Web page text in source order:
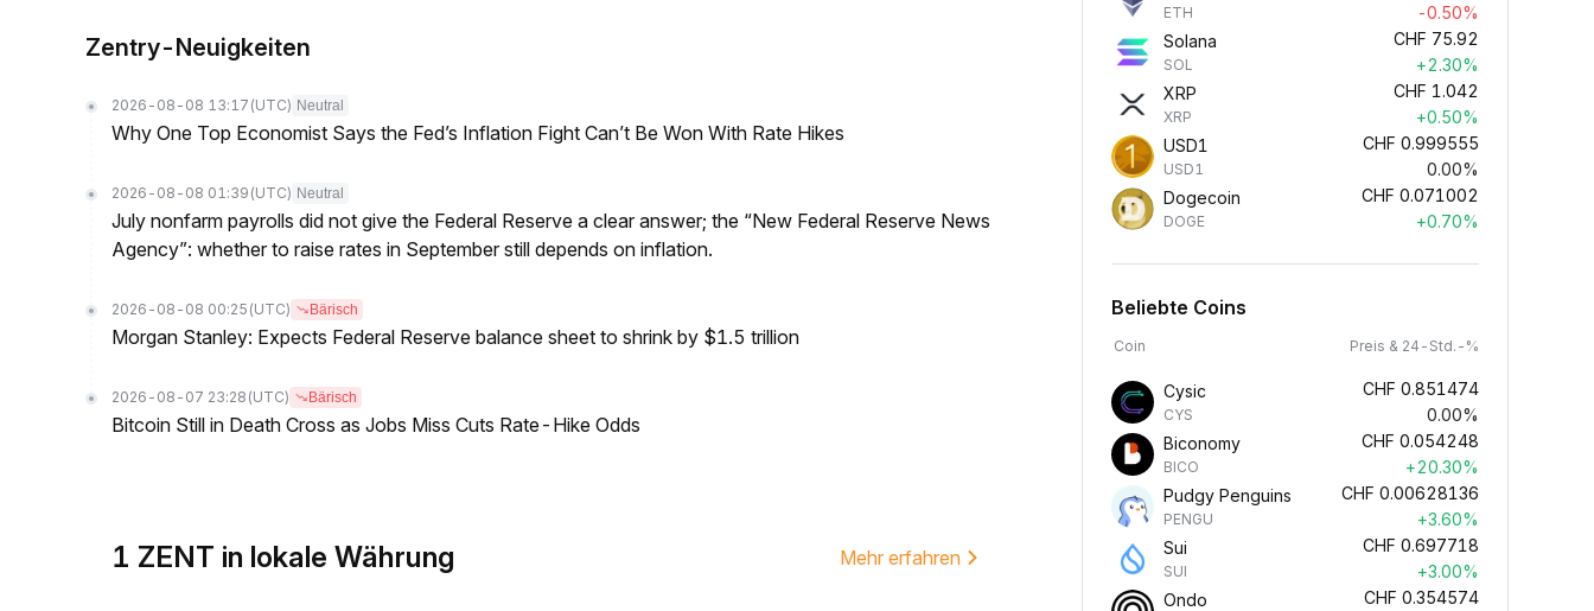
Zentry-Neuigkeiten
2026-08-08 13:17 (UTC) Neutral
Why One Top Economist Says the Fed’s Inflation Fight Can’t Be Won With Rate Hikes
2026-08-08 01:39 (UTC) Neutral
July nonfarm payrolls did not give the Federal Reserve a clear answer; the “New Federal Reserve News
Agency”: whether to raise rates in September still depends on inflation.
2026-08-08 00:25 (UTC) Bärisch
Morgan Stanley: Expects Federal Reserve balance sheet to shrink by $1.5 trillion
2026-08-07 23:28 (UTC) Bärisch
Bitcoin Still in Death Cross as Jobs Miss Cuts Rate-Hike Odds
1 ZENT in lokale Währung Mehr erfahren
ETH
-0.50%
Solana
SOL
CHF 75.92
+2.30%
XRP
XRP
CHF 1.042
+0.50%
USD1
USD1
CHF 0.999555
0.00%
Dogecoin
DOGE
CHF 0.071002
+0.70%
Beliebte Coins
Coin Preis & 24-Std.-%
Cysic
CYS
CHF 0.851474
0.00%
Biconomy
BICO
CHF 0.054248
+20.30%
Pudgy Penguins
PENGU
CHF 0.00628136
+3.60%
Sui
SUI
CHF 0.697718
+3.00%
Ondo
CHF 0.354574